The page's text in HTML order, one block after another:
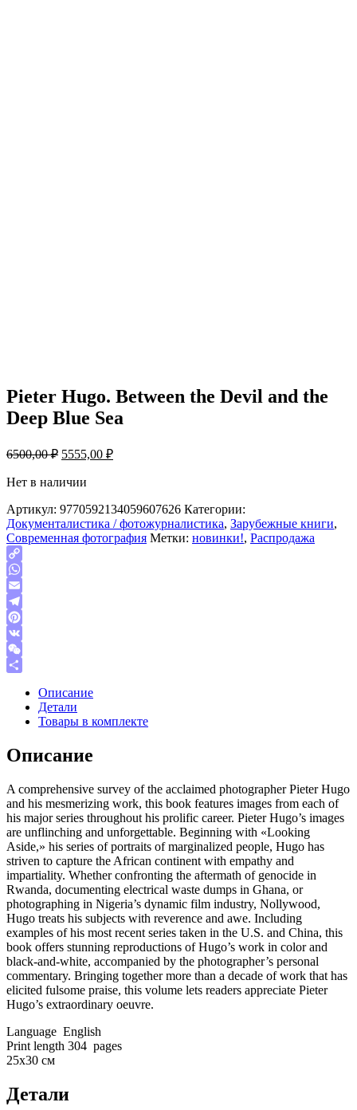
Pieter Hugo. Between the Devil and the
Deep Blue Sea
6500,00₽ Первоначальная
составляла
5555,00 ₽Текущая
Нет в наличии
Артикул: 9770592134059607626 Категории:
Документалистика / фотожурналистика, Зарубежные книги,
Современная фотография Метки: новинки!, Распродажа
Copy
Link
WhatsApp
Email
Telegram
Pinterest
VK
WeChat
Описание
Детали
Товары в комплекте
Описание
A comprehensive survey of the acclaimed photographer Pieter Hugo
and his mesmerizing work, this book features images from each of
his major series throughout his prolific career. Pieter Hugo’s images
are unflinching and unforgettable. Beginning with «Looking
Aside,» his series of portraits of marginalized people, Hugo has
striven to capture the African continent with empathy and
impartiality. Whether confronting the aftermath of genocide in
Rwanda, documenting electrical waste dumps in Ghana, or
photographing in Nigeria’s dynamic film industry, Nollywood,
Hugo treats his subjects with reverence and awe. Including
examples of his most recent series taken in the U.S. and China, this
book offers stunning reproductions of Hugo’s work in color and
black-and-white, accompanied by the photographer’s personal
commentary. Bringing together more than a decade of work that has
elicited fulsome praise, this volume lets readers appreciate Pieter
Hugo’s extraordinary oeuvre.
Language ‏ English
Print length ‏ 304 pages
25х30 см
Детали